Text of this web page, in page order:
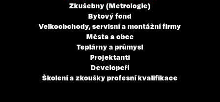
Zkušebny (Metrologie)
Bytový fond
Velkoobchody, servisní a montážní firmy
Města a obce
Teplárny a průmysl
Projektanti
Developeři
Školení a zkoušky profesní kvalifikace